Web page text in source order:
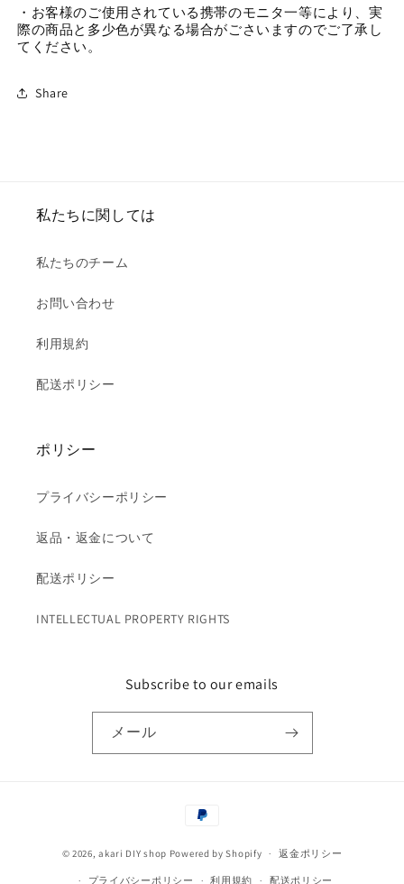
・お客様のご使用されている携帯のモニタ一等により、実
際の商品と多少色が異なる場合がごさいますのでご了承し
てください。
Share
私たちに関しては
私たちのチーム
お問い合わせ
利用規約
配送ポリシー
ポリシー
プライバシーポリシー
返品・返金について
配送ポリシー
INTELLECTUAL PROPERTY RIGHTS
Subscribe to our emails
メール
方
法
© 2026,akari DIY shop Powered by Shopify 返金ポリシー
プライバシーポリシー 利用規約 配送ポリシー